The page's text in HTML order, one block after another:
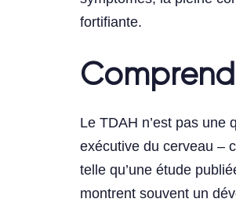
fortifiante.
Le TDAH n’est pas une
exécutive du cerveau –
telle qu’une étude
montrent souvent un